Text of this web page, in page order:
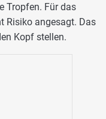
Tropfen. Für das
Risiko angesagt. Das
Kopf stellen.